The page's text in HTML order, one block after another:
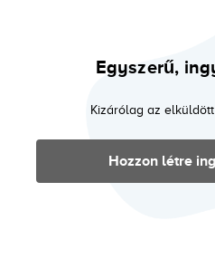
Egyszerű,
Kizárólag az
Hozzon létre